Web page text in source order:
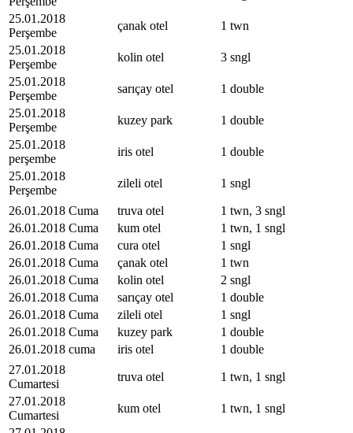
25.01.2018
Perşembe
çanak otel
1 twn
25.01.2018
Perşembe
kolin otel
3 sngl
25.01.2018
Perşembe
sarıçay otel
1 double
25.01.2018
Perşembe
kuzey park
1 double
25.01.2018
perşembe
iris otel
1 double
25.01.2018
Perşembe
zileli otel 1 sngl
26.01.2018 Cuma truva otel
1 twn, 3 sngl
26.01.2018 Cuma
kum otel
1 twn, 1 sngl
26.01.2018 Cuma
cura otel
1 sngl
26.01.2018 Cuma
çanak otel
1 twn
26.01.2018 Cuma
kolin otel
2 sngl
26.01.2018 Cuma
sarıçay otel
1 double
26.01.2018 Cuma
zileli otel
1 sngl
26.01.2018 Cuma
kuzey park
1 double
26.01.2018 cuma
iris otel
1 double
27.01.2018
Cumartesi
truva otel
1 twn, 1 sngl
27.01.2018
Cumartesi
kum otel
1 twn, 1 sngl